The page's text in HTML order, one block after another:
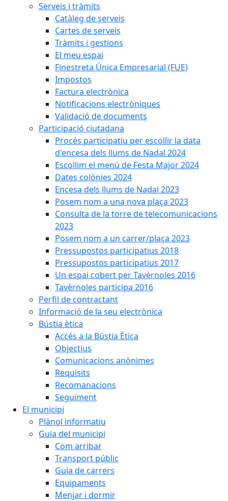
Serveis i tràmits
Catàleg de serveis
Cartes de serveis
Tràmits i gestions
El meu espai
Finestreta Única Empresarial (FUE)
Impostos
Factura electrònica
Notificacions electròniques
Validació de documents
Participació ciutadana
Procés participatiu per escollir la data
d'encesa dels llums de Nadal 2024
Escollim el menú de Festa Major 2024
Dates colònies 2024
Encesa dels llums de Nadal 2023
Posem nom a una nova plaça 2023
Consulta de la torre de telecomunicacions
2023
Posem nom a un carrer/plaça 2023
Pressupostos participatius 2018
Pressupostos participatius 2017
Un espai cobert per Tavèrnoles 2016
Tavèrnoles participa 2016
Perfil de contractant
Informació de la seu electrònica
Bústia ètica
Accés a la Bústia Ètica
Objectius
Comunicacions anònimes
Requisits
Recomanacions
Seguiment
El municipi
Plànol informatiu
Guia del municipi
Com arribar
Transport públic
Guia de carrers
Equipaments
Menjar i dormir